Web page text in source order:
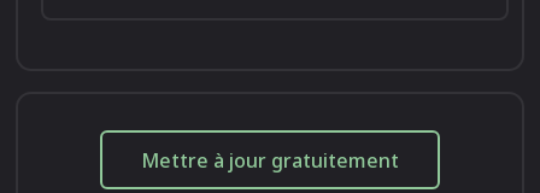
Mettre à jour gratuitement